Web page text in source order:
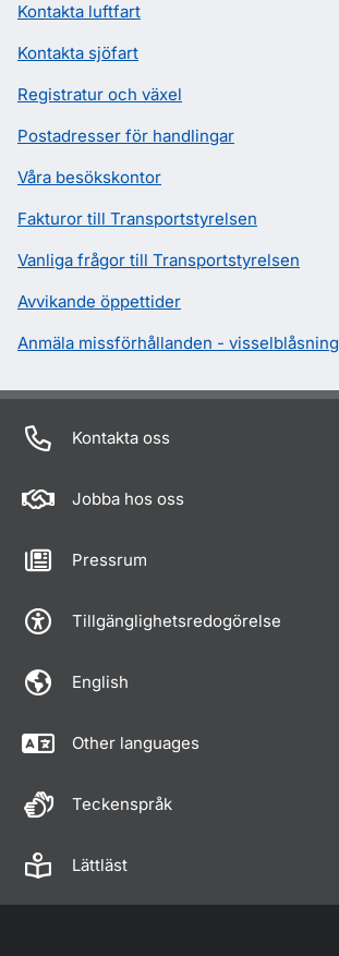
Kontakta luftfart
Kontakta sjöfart
Registratur och växel
Postadresser för handlingar
Våra besökskontor
Fakturor till Transportstyrelsen
Vanliga frågor till Transportstyrelsen
Avvikande öppettider
Anmäla missförhållanden - visselblåsning
Kontakta oss
Jobba hos oss
Pressrum
Tillgänglighetsredogörelse
English
Other languages
Teckenspråk
Lättläst